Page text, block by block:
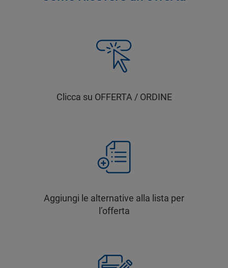
Clicca su OFFERTA / ORDINE
Aggiungi le alternative alla lista per
l’offerta